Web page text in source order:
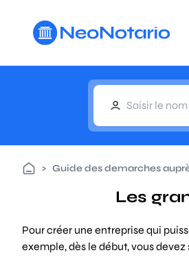
> Guide des demarches
Les
Pour créer une entreprise qui
exemple, dès le début, vous